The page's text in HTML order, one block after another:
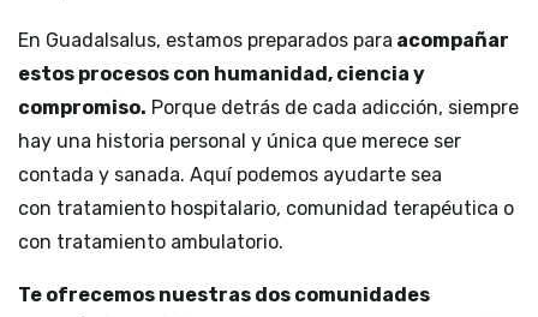
En Guadalsalus, estamos preparados para acompañar
estos procesos con humanidad, ciencia y
compromiso. Porque detrás de cada adicción, siempre
hay una historia personal y única que merece ser
contada y sanada. Aquí podemos ayudarte sea
con tratamiento hospitalario, comunidad terapéutica o
con tratamiento ambulatorio.
Te ofrecemos nuestras dos comunidades